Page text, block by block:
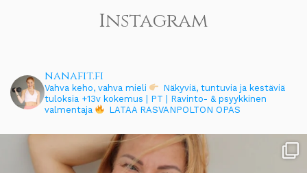
Instagram
nanafit.fi
Vahva keho, vahva mieli
Näkyviä, tuntuvia ja kestäviä
tuloksia +13v kokemus | PT | Ravinto- & psyykkinen
valmentaja
LATAA RASVANPOLTON OPAS